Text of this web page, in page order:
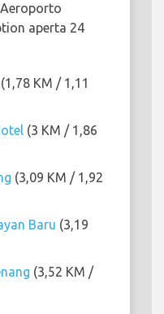
aperta 24
(1,78 KM / 1,11
(3 KM / 1,86
(3,09 KM / 1,92
Baru (3,19
(3,52 KM /